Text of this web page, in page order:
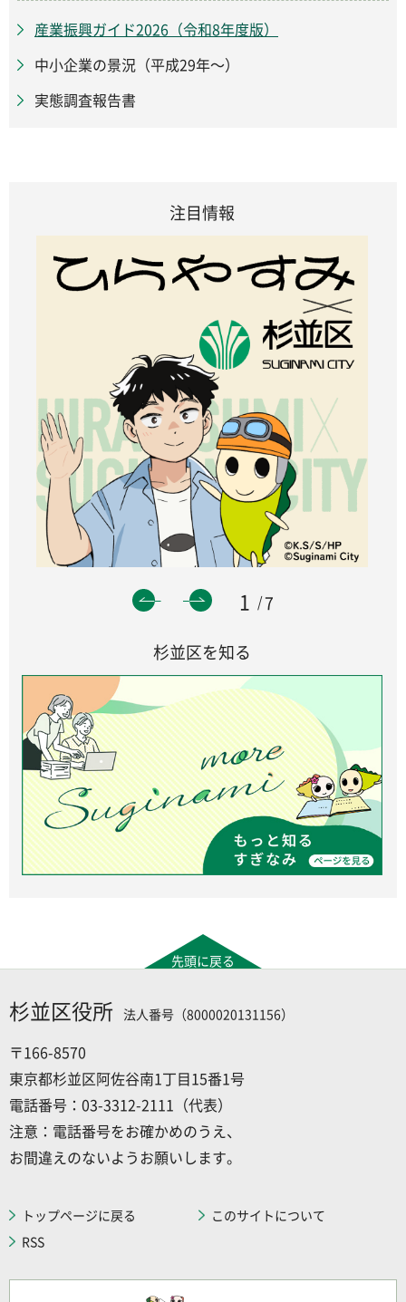
産業振興ガイド2026（令和8年度版）
中小企業の景況（平成29年～）
実態調査報告書
注目情報
1
7
杉並区を知る
先頭に戻る
杉並区役所 法人番号（8000020131156）
〒166-8570
東京都杉並区阿佐谷南1丁目15番1号
電話番号：03-3312-2111（代表）
注意：電話番号をお確かめのうえ、
お間違えのないようお願いします。
トップページに戻る
このサイトについて
RSS